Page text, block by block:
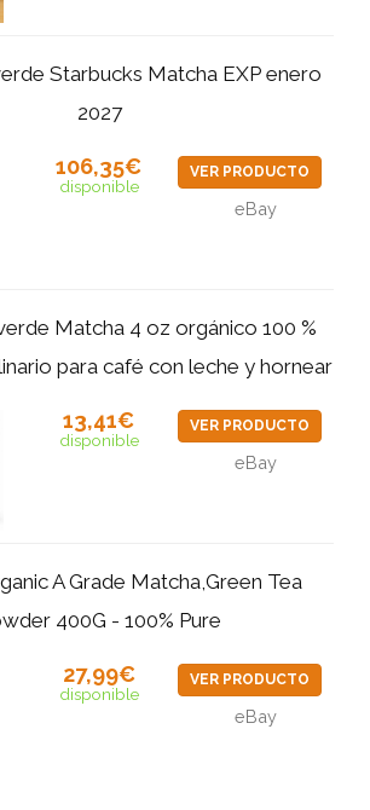
Starbucks Matcha EXP enero
2027
106,35€
disponible
VER PRODUCTO
eBay
Matcha 4 oz orgánico 100 %
para café con leche y hornear
13,41€
disponible
VER PRODUCTO
eBay
A Grade Matcha,Green Tea
400G - 100% Pure
27,99€
disponible
VER PRODUCTO
eBay